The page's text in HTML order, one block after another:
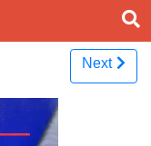
Next